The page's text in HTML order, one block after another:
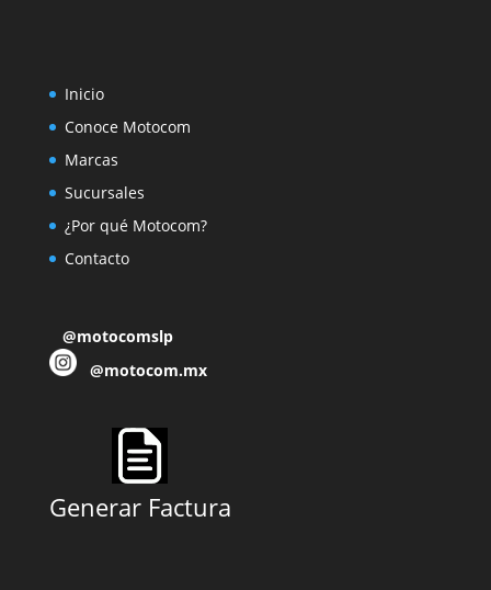
Inicio
Conoce Motocom
Marcas
Sucursales
¿Por qué Motocom?
Contacto
@motocomslp
@motocom.mx
Generar Factura